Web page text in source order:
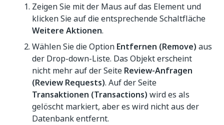
Zeigen Sie mit der Maus auf das Element und
klicken Sie auf die entsprechende Schaltfläche
Weitere Aktionen.
Wählen Sie die Option Entfernen (Remove) aus
der Drop-down-Liste. Das Objekt erscheint
nicht mehr auf der Seite Review-Anfragen
(Review Requests). Auf der Seite
Transaktionen (Transactions) wird es als
gelöscht markiert, aber es wird nicht aus der
Datenbank entfernt.